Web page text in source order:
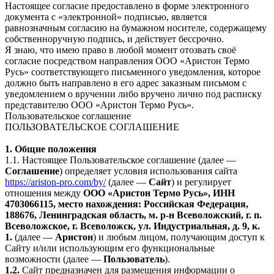
Настоящее согласие предоставлено в форме электронного
документа с «электронной» подписью, является
равнозначным согласию на бумажном носителе, содержащему
собственноручную подпись, и действует бессрочно.
Я знаю, что имею право в любой момент отозвать своё
согласие посредством направления ООО «Аристон Термо
Русь» соответствующего письменного уведомления, которое
должно быть направлено в его адрес заказным письмом с
уведомлением о вручении либо вручено лично под расписку
представителю ООО «Аристон Термо Русь».
Пользовательское соглашение
ПОЛЬЗОВАТЕЛЬСКОЕ СОГЛАШЕНИЕ
1. Общие положения
1.1. Настоящее Пользовательское соглашение (далее —
Соглашение) определяет условия использования сайта
https://ariston-pro.com/by/(далее — Сайт) и регулирует
отношения между ООО «Аристон Термо Русь», ИНН
4703066115, место нахождения: Российская Федерация,
188676, Ленинградская область, м. р-н Всеволожский, г. п.
Всеволожское, г. Всеволожск, ул. Индустриальная, д. 9, к.
1. (далее — Аристон) и любым лицом, получающим доступ к
Сайту и/или использующим его функциональные
возможности (далее — Пользователь).
1.2. Сайт предназначен для размещения информации о